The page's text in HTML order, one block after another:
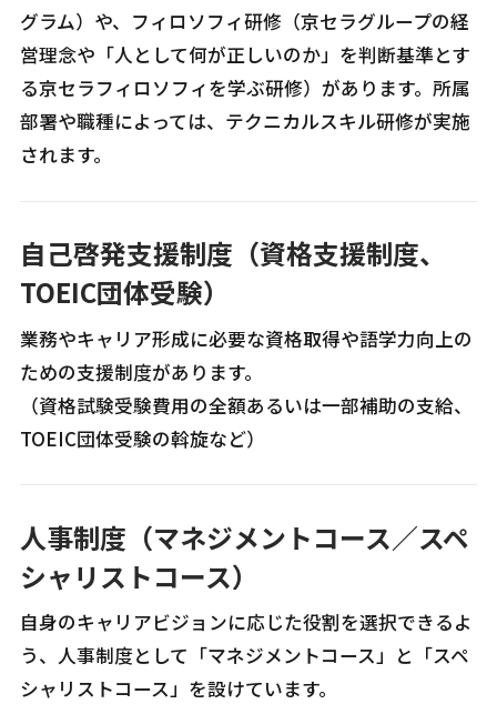
グラム）や、フィロソフィ研修（京セラグループの経
営理念や「人として何が正しいのか」を判断基準とす
る京セラフィロソフィを学ぶ研修）があります。所属
部署や職種によっては、テクニカルスキル研修が実施
されます。
自己啓発支援制度（資格支援制度、
TOEIC団体受験）
業務やキャリア形成に必要な資格取得や語学力向上の
ための支援制度があります。
（資格試験受験費用の全額あるいは一部補助の支給、
TOEIC団体受験の斡旋など）
人事制度（マネジメントコース／スペ
シャリストコース）
自身のキャリアビジョンに応じた役割を選択できるよ
う、人事制度として「マネジメントコース」と「スペ
シャリストコース」を設けています。